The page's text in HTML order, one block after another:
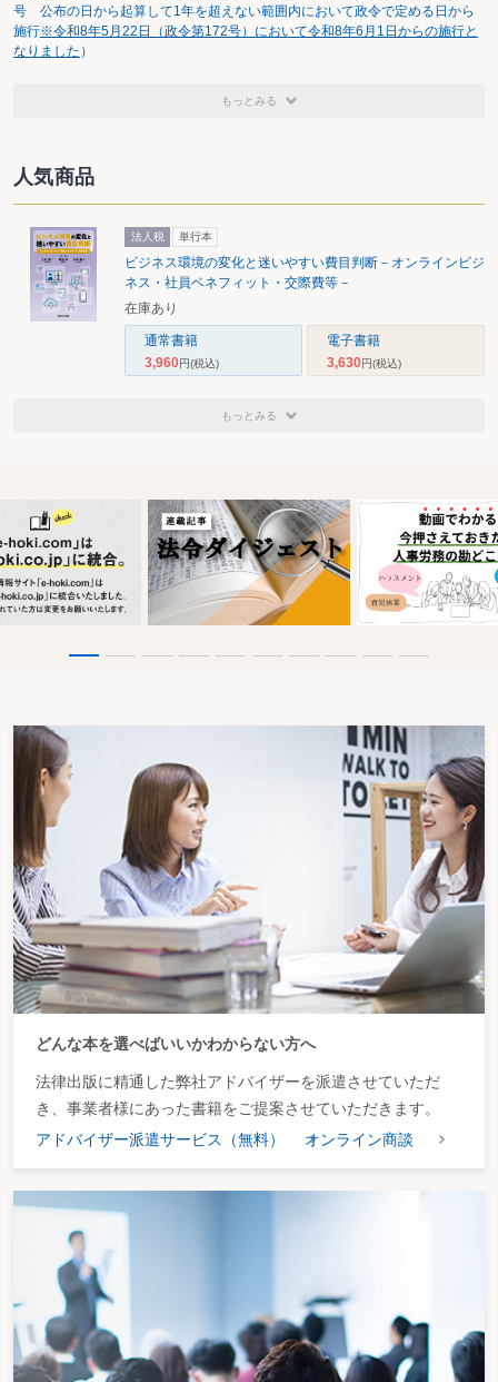
号 公布の日から起算して1年を超えない範囲内において政令で定める日から
施行※令和8年5月22日（政令第172号）において令和8年6月1日からの施行と
なりました ）
もっとみる
人気商品
法人税 単行本
ビジネス環境の変化と迷いやすい費目判断－オンラインビジ
ネス・社員ベネフィット・交際費等－
在庫あり
通常書籍
3,960円(税込)
電子書籍
3,630円(税込)
もっとみる
どんな本を選べばいいかわからない方へ
法律出版に精通した弊社アドバイザーを派遣させていただ
き、事業者様にあった書籍をご提案させていただきます。
アドバイザー派遣サービス（無料）
オンライン商談